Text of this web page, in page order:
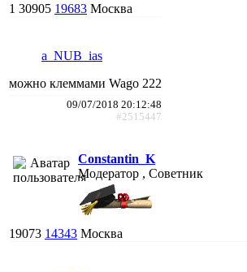
1 30905 19683 Москва
a_NUB_ias
можно клеммами Wago 222
09/07/2018 20:12:48
#2515447
Constantin_K
Модератор , Советник
19073 14343 Москва